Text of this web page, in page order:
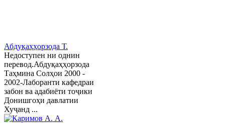
Абдуқаҳҳорзода Т.
Недоступен ни однин
перевод.Абдуқаҳҳорзода
Таҳмина Солҳои 2000 -
2002-Лаборанти кафедраи
забон ва адабиёти тоҷики
Донишгоҳи давлатии
Хуҷанд ...